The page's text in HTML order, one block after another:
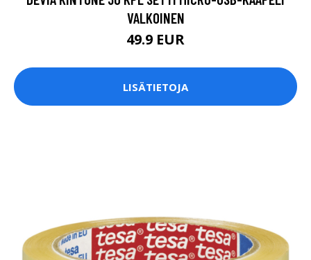
VALKOINEN
49.9 EUR
LISÄTIETOJA